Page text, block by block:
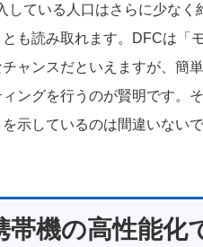
している人口はさらに少な
も読み取れます。DFCは「
ャンスだといえますが、簡
ングを行うのが賢明です。
示しているのは間違いない
機の高性能化